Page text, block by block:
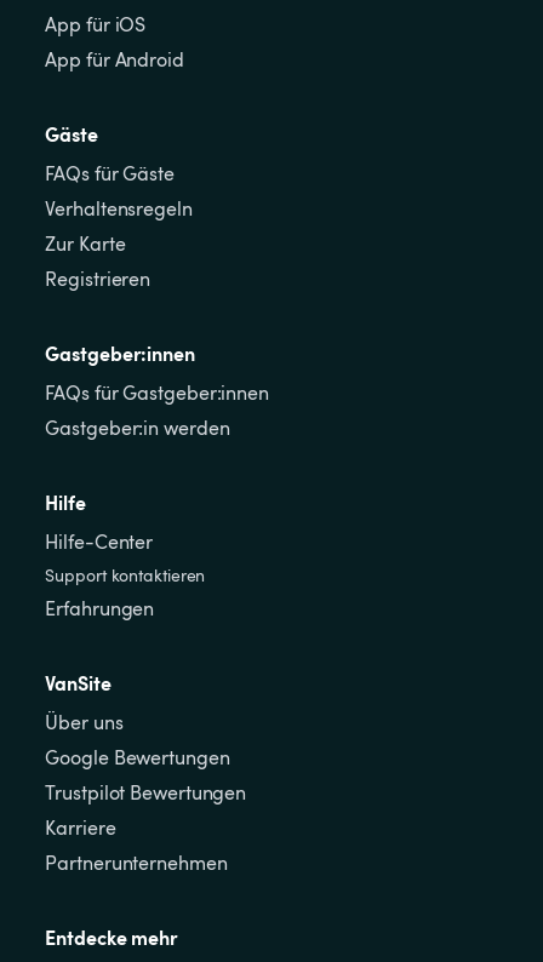
App für iOS
App für Android
Gäste
FAQs für Gäste
Verhaltensregeln
Zur Karte
Registrieren
Gastgeber:innen
FAQs für Gastgeber:innen
Gastgeber:in werden
Hilfe
Hilfe-Center
Support kontaktieren
Erfahrungen
VanSite
Über uns
Google Bewertungen
Trustpilot Bewertungen
Karriere
Partnerunternehmen
Entdecke mehr